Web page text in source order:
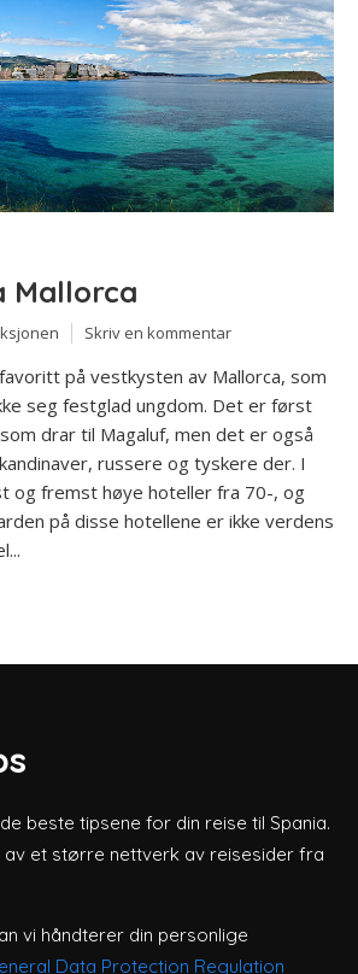
Mallorca
Skriv en kommentar
på vestkysten av Mallorca, som
seg festglad ungdom. Det er først
drar til Magaluf, men det er også
russere og tyskere der. I
og fremst høye hoteller fra 70-, og
på disse hotellene er ikke verdens
beste tipsene for din reise til Spania.
av et større nettverk av reisesider fra
vi håndterer din personlige
Data Protection Regulation